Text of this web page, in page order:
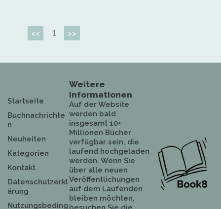
<< 1 >>
Startseite
Buchnachrichte
n
Neuheiten
Kategorien
Kontakt
Datenschutzerkl
ärung
Nutzungsbeding
Weitere
Informationen
Auf der Website
werden bald
insgesamt 10+
Millionen Bücher
verfügbar sein, die
laufend hochgeladen
werden. Wenn Sie
über alle neuen
Veröffentlichungen
auf dem Laufenden
bleiben möchten,